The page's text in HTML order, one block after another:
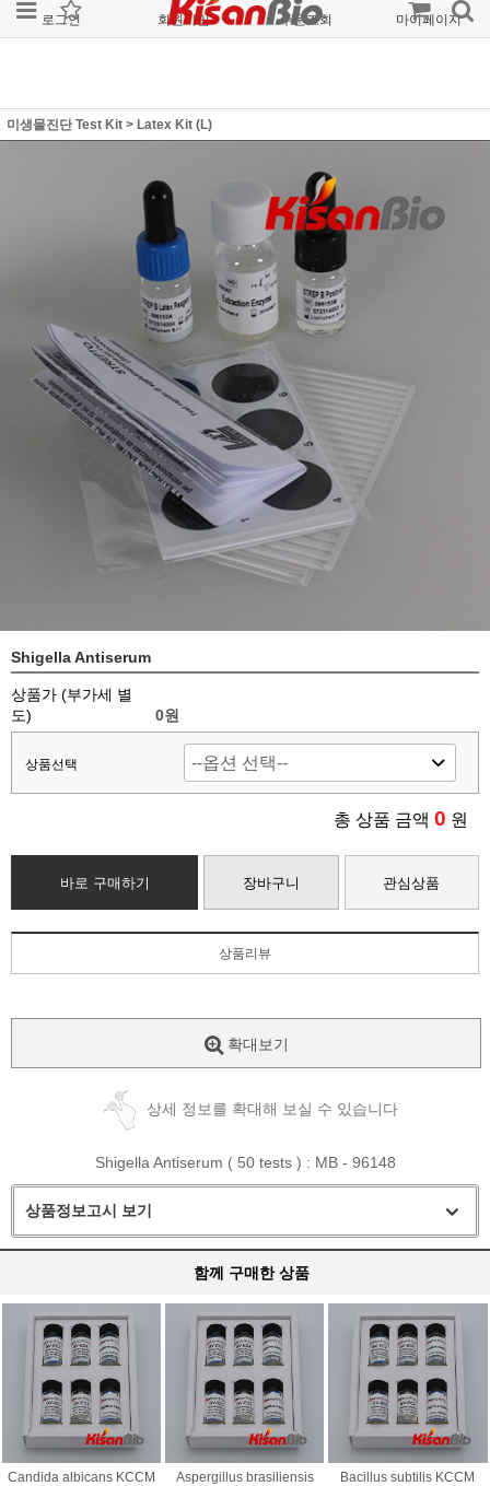
로그인 회원가입 주문조회 마이페이지
미생물진단 Test Kit > Latex Kit (L)
Shigella Antiserum
상품가 (부가세 별
도)
0원
상품선택
총 상품 금액 0 원
바로 구매하기 장바구니 관심상품
상품리뷰
확대보기
상세 정보를 확대해 보실 수 있습니다
Shigella Antiserum ( 50 tests ) : MB - 96148
상품정보고시 보기
함께 구매한 상품
Candida albicans KCCM
Aspergillus brasiliensis
Bacillus subtilis KCCM